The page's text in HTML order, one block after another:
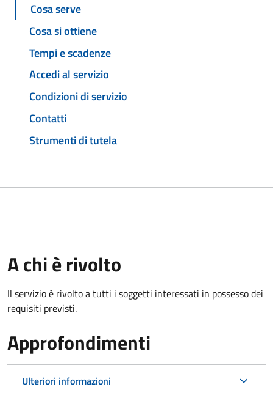
Cosa serve
Cosa si ottiene
Tempi e scadenze
Accedi al servizio
Condizioni di servizio
Contatti
Strumenti di tutela
A chi è rivolto
Il servizio è rivolto a tutti i soggetti interessati in possesso dei
requisiti previsti.
Approfondimenti
Ulteriori informazioni